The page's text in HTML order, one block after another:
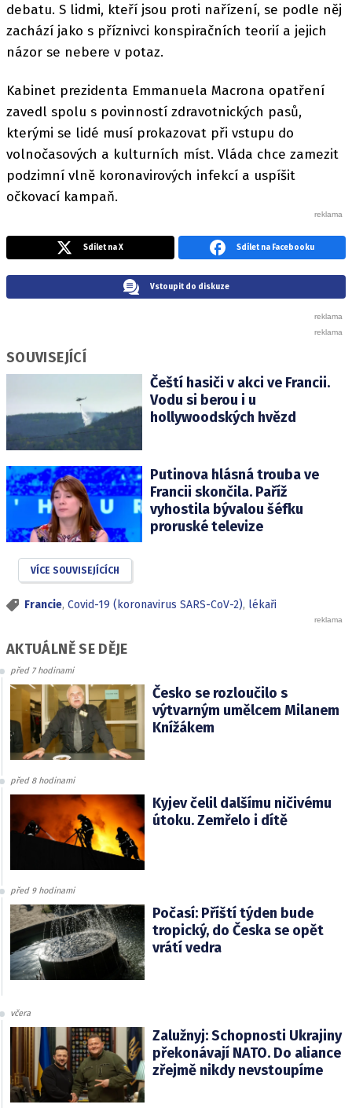
debatu. S lidmi, kteří jsou proti nařízení, se podle něj
zachází jako s příznivci konspiračních teorií a jejich
názor se nebere v potaz.
Kabinet prezidenta Emmanuela Macrona opatření
zavedl spolu s povinností zdravotnických pasů,
kterými se lidé musí prokazovat při vstupu do
volnočasových a kulturních míst. Vláda chce zamezit
podzimní vlně koronavirových infekcí a uspíšit
očkovací kampaň.
Sdílet na X Sdílet na Facebooku
Vstoupit do diskuze
SOUVISEJÍCÍ
Čeští hasiči v akci ve Francii.
Vodu si berou i u
hollywoodských hvězd
Putinova hlásná trouba ve
Francii skončila. Paříž
vyhostila bývalou šéfku
proruské televize
VÍCE SOUVISEJÍCÍCH
Francie, Covid-19 (koronavirus SARS-CoV-2), lékaři
AKTUÁLNĚ SE DĚJE
před 7 hodinami
Česko se rozloučilo s
výtvarným umělcem Milanem
Knížákem
před 8 hodinami
Kyjev čelil dalšímu ničivému
útoku. Zemřelo i dítě
před 9 hodinami
Počasí: Příští týden bude
tropický, do Česka se opět
vrátí vedra
včera
Zalužnyj: Schopnosti Ukrajiny
překonávají NATO. Do aliance
zřejmě nikdy nevstoupíme